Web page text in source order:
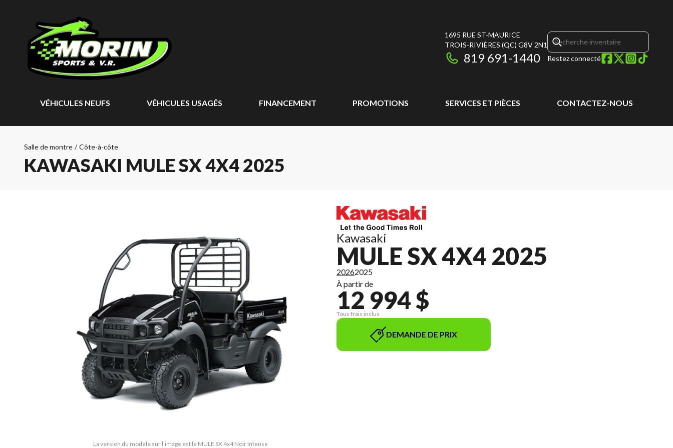
1695 RUE ST-MAURICE
TROIS-RIVIÈRES (QC) G8V 2N1
819 691-1440 Restez connecté
VÉHICULES NEUFS VÉHICULES USAGÉS FINANCEMENT PROMOTIONS SERVICES ET PIÈCES CONTACTEZ-NOUS
Salle de montre / Côte-à-côte
KAWASAKI MULE SX 4X4 2025
La version du modèle sur l'image est le MULE SX 4x4 Noir Intense
Kawasaki
MULE SX 4X4 2025
20262025
À partir de
12 994 $
Tous frais inclus
DEMANDE DE PRIX